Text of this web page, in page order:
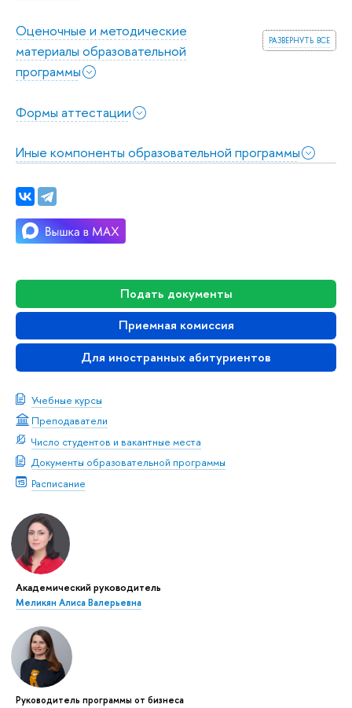
Подать документы
Приемная комиссия
Для иностранных абитуриентов
Учебные курсы
Преподаватели
Число студентов и вакантные места
Документы образовательной программы
Расписание
Академический руководитель
Меликян Алиса Валерьевна
Руководитель программы от бизнеса
развернуть все
Оценочные и методические
материалы образовательной
программы
Формы аттестации
Иные компоненты образовательной программы